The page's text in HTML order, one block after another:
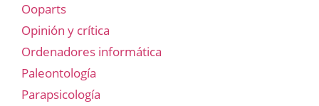
Ooparts
Opinión y crítica
Ordenadores informática
Paleontología
Parapsicología